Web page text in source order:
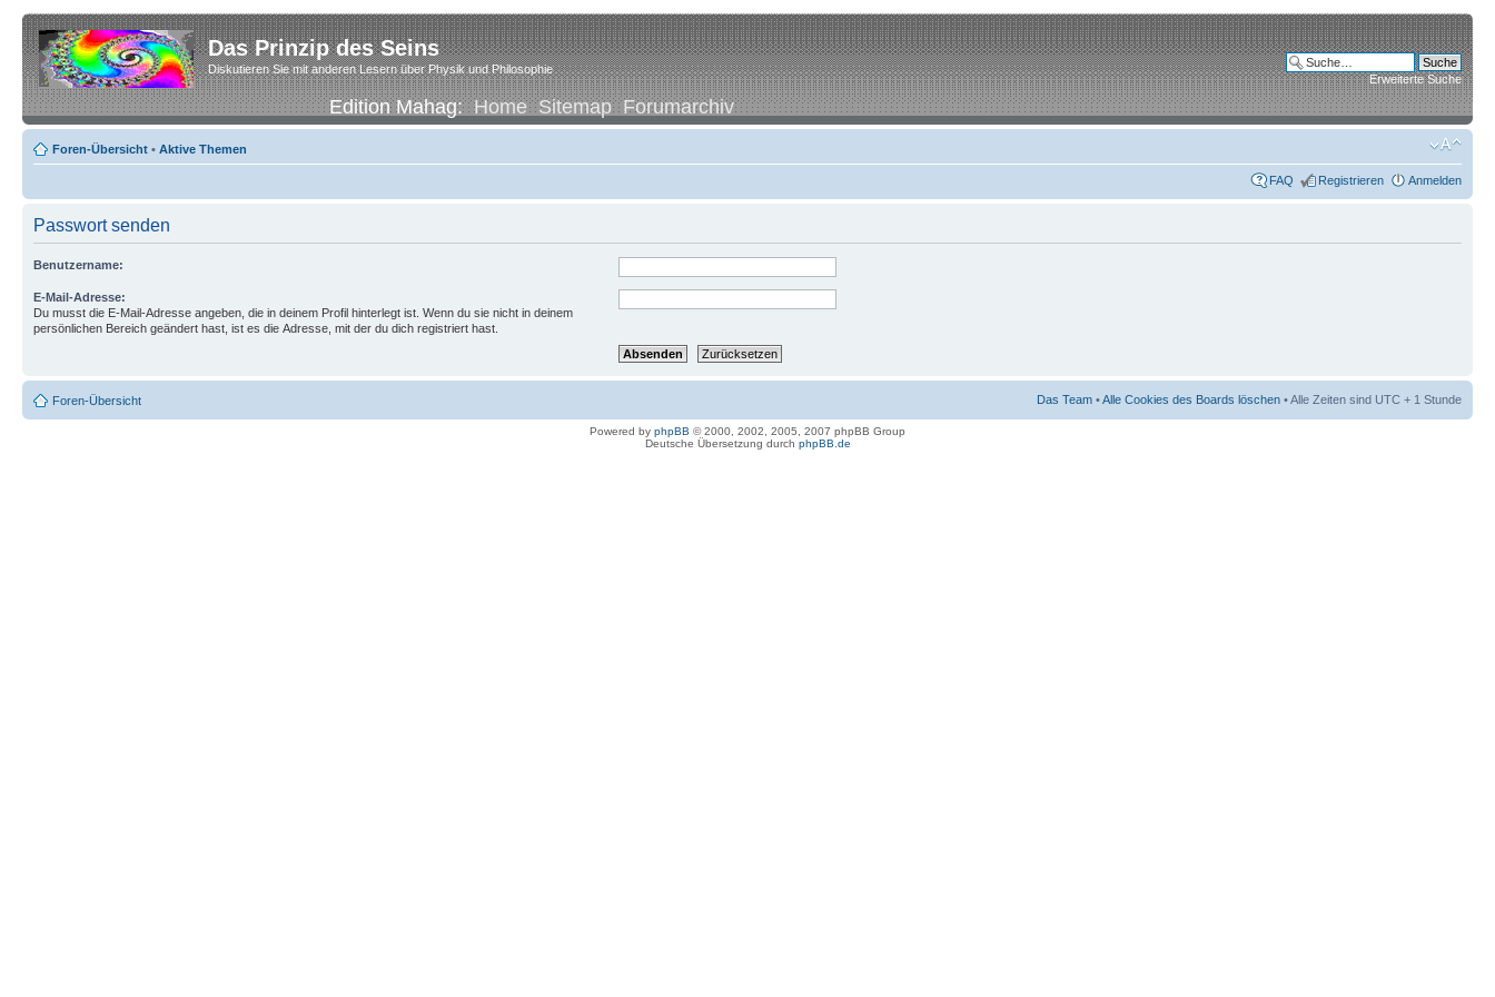
Das Prinzip des Seins
Diskutieren Sie mit anderen Lesern über Physik und Philosophie
Edition Mahag:Home Sitemap Forumarchiv
Erweiterte Suche
Foren-Übersicht • Aktive Themen
FAQ Registrieren Anmelden
Passwort senden
Benutzername:
E-Mail-Adresse:
Du musst die E-Mail-Adresse angeben, die in deinem Profil hinterlegt ist. Wenn du sie nicht in deinem
persönlichen Bereich geändert hast, ist es die Adresse, mit der du dich registriert hast.
Foren-Übersicht Das Team •Alle Cookies des Boards löschen • Alle Zeiten sind UTC + 1 Stunde
Powered by phpBB © 2000, 2002, 2005, 2007 phpBB Group
Deutsche Übersetzung durch phpBB.de